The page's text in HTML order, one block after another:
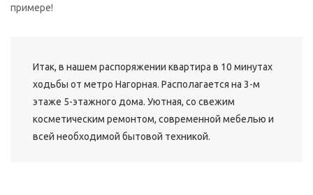
примере!
Итак, в нашем распоряжении квартира в 10 минутах
ходьбы от метро Нагорная. Располагается на 3-м
этаже 5-этажного дома. Уютная, со свежим
косметическим ремонтом, современной мебелью и
всей необходимой бытовой техникой.